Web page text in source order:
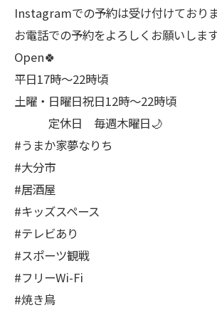
Instagramでの予約は受け付けており
お電話での予約をよろしくお願いしま
Open🍀
平日17時～22時頃
土曜・日曜日祝日12時〜22時頃
定休日 毎週木曜日🌙
#うまか家夢なりち
#大分市
#居酒屋
#キッズスペース
#テレビあり
#スポーツ観戦
#フリーWi-Fi
#焼き鳥